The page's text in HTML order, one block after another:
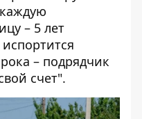
– 5 лет
– подрядчик
счет".